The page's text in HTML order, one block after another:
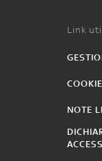
Link
NOTE